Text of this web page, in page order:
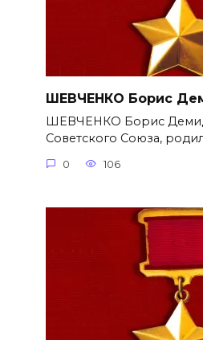
ШЕВЧЕНКО Борис
ШЕВЧЕНКО Борис
Советского Союза,
0 106